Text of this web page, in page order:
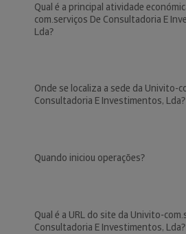
Qual é a principal atividade
com.serviços De Consultadoria E
Lda?
Onde se localiza a sede da Univito-
Consultadoria E Investimentos, Lda?
Quando iniciou operações?
Qual é a URL do site da Univito-
Consultadoria E Investimentos, Lda?